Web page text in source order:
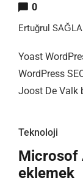
0
Ertuğrul
Yoast
WordPress
Joost De Valk
Teknoloji
Microsof
eklemek